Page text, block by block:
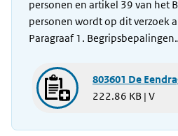
personen en artikel 39 van het
personen wordt op dit verzoek
Paragraaf 1.
803601 De
222.86 KB | V